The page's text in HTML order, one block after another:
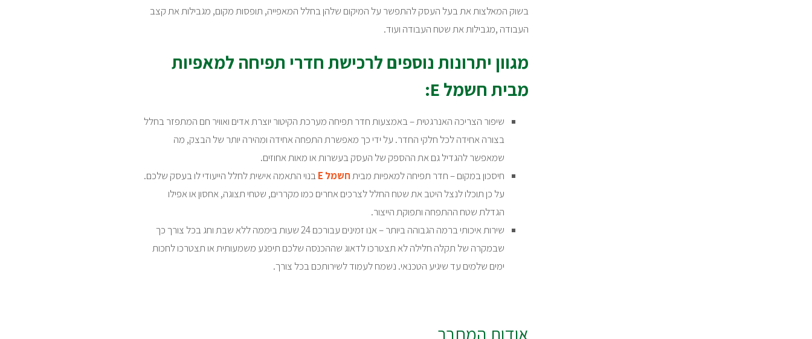
בשוק המאלצות את בעל העסק להתפשר על המיקום שלהן בחלל המאפייה, תופסות מקום, מגבילות את קצב
העבודה ,מגבילות את שטח העבודה ועוד.
מגוון יתרונות נוספים לרכישת חדרי תפיחה למאפיות
מבית חשמל E:
שיפור הצריכה האנרגטית – באמצעות חדר תפיחה מערכת הקיטור יוצרת אדים ואוויר חם המתפזר בחלל
בצורה אחידה לכל חלקי החדר. על ידי כך מאפשרת התפחה אחידה ומהירה יותר של הבצק, מה
שמאפשר להגדיל גם את ההספק של העסק בעשרות או מאות אחוזים.
חיסכון במקום – חדר תפיחה למאפיות מביתחשמל E
בנוי התאמה אישית לחלל הייעודי לו בעסק שלכם.
על כן תוכלו לנצל היטב את שטח החלל לצרכים אחרים כמו מקררים, שטחי תצוגה, אחסון או אפילו
הגדלת שטח ההתפחה ותפוקת הייצור.
שירות איכותי ברמה הגבוהה ביותר – אנו זמינים עבורכם 24 שעות ביממה ללא שבת וחג בכל צורך כך
שבמקרה של תקלה חלילה לא תצטרכו לדאוג שההכנסה שלכם תיפגע משמעותית או תצטרכו לחכות
ימים שלמים עד שיגיע הטכנאי. נשמח לעמוד לשירותכם בכל צורך.
אודות המחבר